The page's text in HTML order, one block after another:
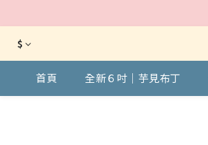
$
首頁 全新６吋｜芋見布丁